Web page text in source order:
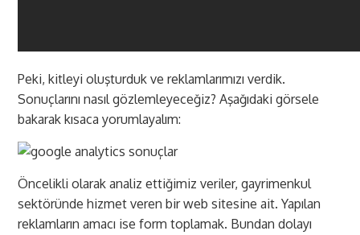
Peki, kitleyi oluşturduk ve reklamlarımızı verdik.
Sonuçlarını nasıl gözlemleyeceğiz? Aşağıdaki görsele
bakarak kısaca yorumlayalım:
Öncelikli olarak analiz ettiğimiz veriler, gayrimenkul
sektöründe hizmet veren bir web sitesine ait. Yapılan
reklamların amacı ise form toplamak. Bundan dolayı